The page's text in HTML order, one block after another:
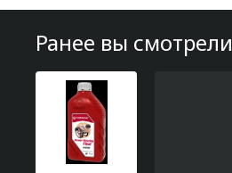
Ранее вы смотрели